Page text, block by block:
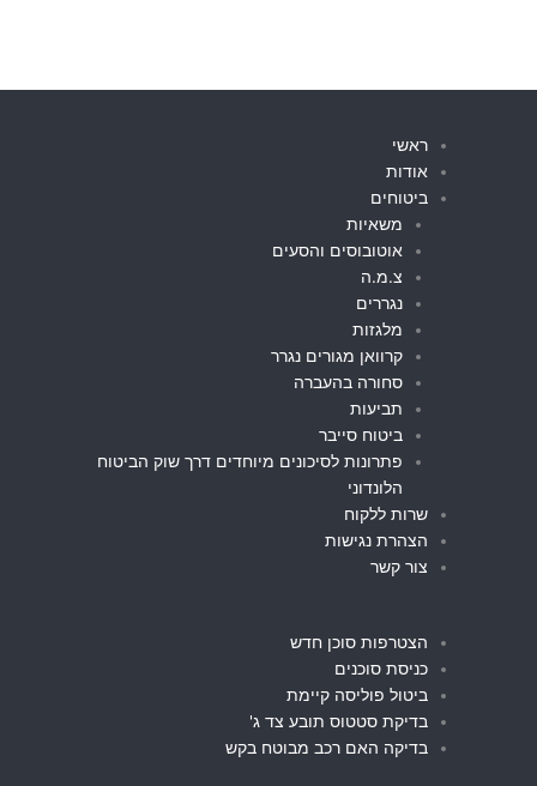
ראשי
אודות
ביטוחים
משאיות
אוטובוסים והסעים
צ.מ.ה
נגררים
מלגזות
קרוואן מגורים נגרר
סחורה בהעברה
תביעות
ביטוח סייבר
פתרונות לסיכונים מיוחדים דרך שוק הביטוח
הלונדוני
שרות ללקוח
הצהרת נגישות
צור קשר
הצטרפות סוכן חדש
כניסת סוכנים
ביטול פוליסה קיימת
בדיקת סטטוס תובע צד ג'
בדיקה האם רכב מבוטח בקש